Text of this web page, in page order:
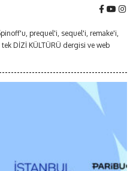
prequel'i, sequel'i, remake'i,
DİZİ KÜLTÜRÜ dergisi ve web